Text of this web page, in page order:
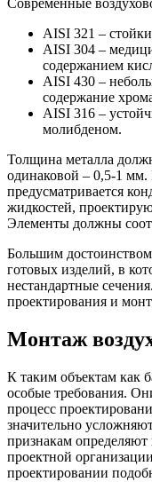
Современные
AISI 321 –
AISI 304 –
содержанием
AISI 430 –
содержание
AISI 316 –
молибденом.
Толщина металла
одинаковой – 0,5-1
предусматривается
жидкостей,
Элементы должны
Большим достоинством
готовых изделий, в
нестандартные
проектирования и
Монтаж
К таким объектам как
особые требования.
процесс
значительно
признакам определяют
проектной
проектировании